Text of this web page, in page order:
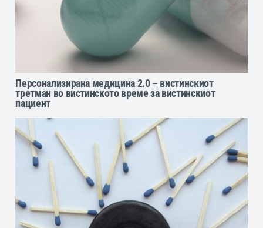
Персонализирана медицина 2.0 – вистинскиот
третман во вистинското време за вистинскиот
пациент